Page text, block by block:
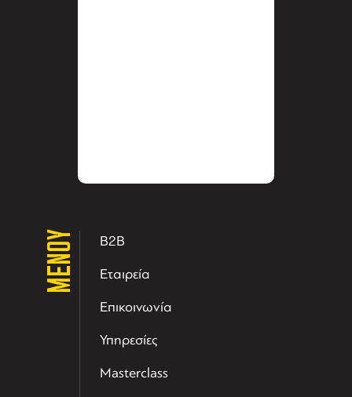
ΜΕΝΟΥ B2B
Εταιρεία
Επικοινωνία
Υπηρεσίες
Masterclass